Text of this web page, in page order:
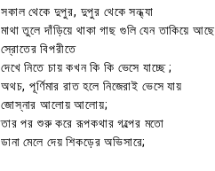
সকাল থেকে দুপুর, দুপুর থেকে সন্ধ্যা
মাথা তুলে দাঁড়িয়ে থাকা গাছ গুলি যেন তাকিয়ে আছে
স্রোতের বিপরীতে
দেখে নিতে চায় কখন কি কি ভেসে যাচ্ছে ;
অথচ, পূর্ণিমার রাত হলে নিজেরাই ভেসে যায়
জোস্নার আলোয় আলোয়;
তার পর শুরু করে রূপকথার গল্পের মতো
ডানা মেলে দেয় শিকড়ের অভিসারে;